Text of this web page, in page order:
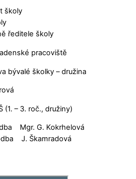
školy
ředitele školy
pracoviště
bývalé školky – družina
(1. – 3. roč., družiny)
Mgr. G. Kokrhelová
J. Škamradová